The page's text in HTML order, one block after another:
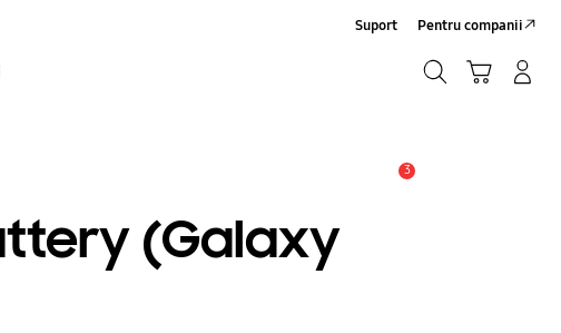
Suport Pentru companii
3
(Galaxy